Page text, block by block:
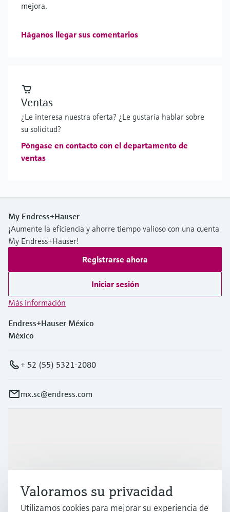
mejora.
Háganos llegar sus comentarios
Ventas
¿Le interesa nuestra oferta? ¿Le gustaría hablar sobre
su solicitud?
Póngase en contacto con el departamento de
ventas
My Endress+Hauser
¡Aumente la eficiencia y ahorre tiempo valioso con una cuenta
My Endress+Hauser!
Registrarse ahora
Iniciar sesión
Más información
Endress+Hauser México
México
+ 52 (55) 5321-2080
mx.sc@endress.com
Soporte
Valoramos su privacidad
Utilizamos cookies para mejorar su experiencia de